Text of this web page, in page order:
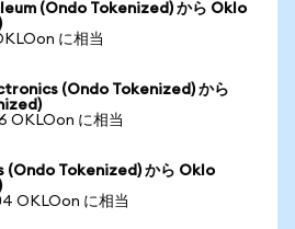
(Ondo Tokenized) から Oklo
に相当
(Ondo Tokenized) から
OKLOon に相当
Tokenized) から Oklo
OKLOon に相当